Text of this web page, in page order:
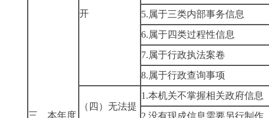
三、本年度
开
5.属于三类内部事务信息
6.属于四类过程性信息
7.属于行政执法案卷
8.属于行政查询事项
（四）无法提
1.本机关不掌握相关政府信息
2.没有现成信息需要另行制作